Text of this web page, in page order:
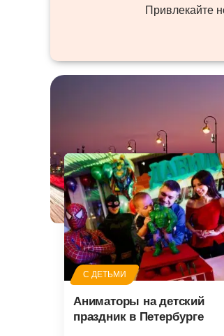
Привлекайте
С ДЕТЬМИ
Аниматоры на детский
праздник в Петербурге